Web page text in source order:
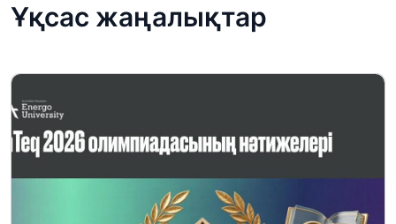
Ұқсас жаңалықтар